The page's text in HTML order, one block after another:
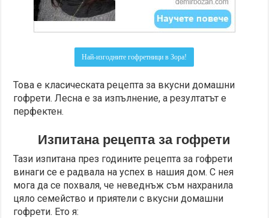
Най-изгодните гофретници в Зора!
Това е класическата рецепта за вкусни домашни
гофрети. Лесна е за изпълнение, а резултатът е
перфектен.
Изпитана рецепта за гофрети
Тази изпитана през годините рецепта за гофрети
винаги се е радвала на успех в нашия дом. С нея
мога да се похваля, че неведнъж съм нахранила
цяло семейство и приятели с вкусни домашни
гофрети. Ето я: